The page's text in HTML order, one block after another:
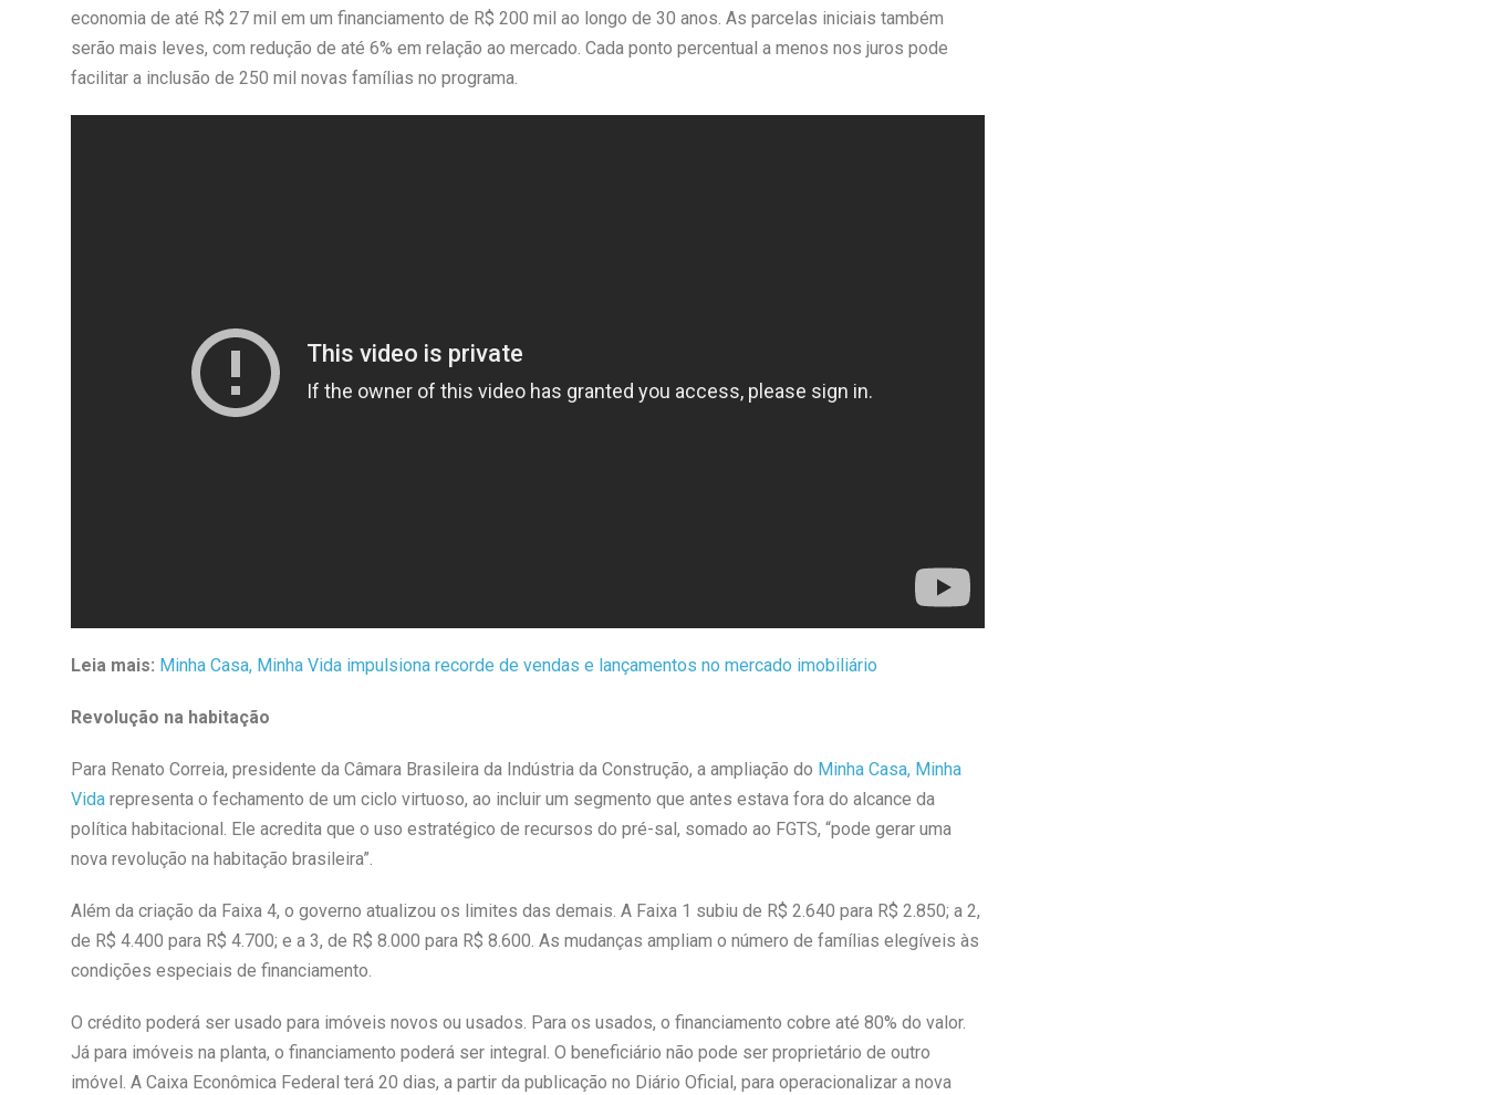
economia de até R$ 27 mil em um financiamento de R$ 200 mil ao longo de 30 anos. As parcelas iniciais também
serão mais leves, com redução de até 6% em relação ao mercado. Cada ponto percentual a menos nos juros pode
facilitar a inclusão de 250 mil novas famílias no programa.
Leia mais: Minha Casa, Minha Vida impulsiona recorde de vendas e lançamentos no mercado imobiliário
Revolução na habitação
Para Renato Correia, presidente da Câmara Brasileira da Indústria da Construção, a ampliação do Minha Casa, Minha
Vidarepresenta o fechamento de um ciclo virtuoso, ao incluir um segmento que antes estava fora do alcance da
política habitacional. Ele acredita que o uso estratégico de recursos do pré-sal, somado ao FGTS, “pode gerar uma
nova revolução na habitação brasileira”.
Além da criação da Faixa 4, o governo atualizou os limites das demais. A Faixa 1 subiu de R$ 2.640 para R$ 2.850; a 2,
de R$ 4.400 para R$ 4.700; e a 3, de R$ 8.000 para R$ 8.600. As mudanças ampliam o número de famílias elegíveis às
condições especiais de financiamento.
O crédito poderá ser usado para imóveis novos ou usados. Para os usados, o financiamento cobre até 80% do valor.
Já para imóveis na planta, o financiamento poderá ser integral. O beneficiário não pode ser proprietário de outro
imóvel. A Caixa Econômica Federal terá 20 dias, a partir da publicação no Diário Oficial, para operacionalizar a nova